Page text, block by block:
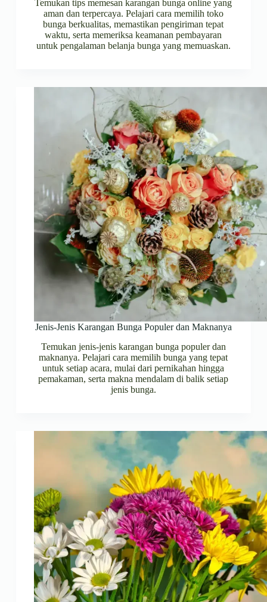
Temukan tips memesan karangan bunga online yang
aman dan terpercaya. Pelajari cara memilih toko
bunga berkualitas, memastikan pengiriman tepat
waktu, serta memeriksa keamanan pembayaran
untuk pengalaman belanja bunga yang memuaskan.
Jenis-Jenis Karangan Bunga Populer dan Maknanya
Temukan jenis-jenis karangan bunga populer dan
maknanya. Pelajari cara memilih bunga yang tepat
untuk setiap acara, mulai dari pernikahan hingga
pemakaman, serta makna mendalam di balik setiap
jenis bunga.